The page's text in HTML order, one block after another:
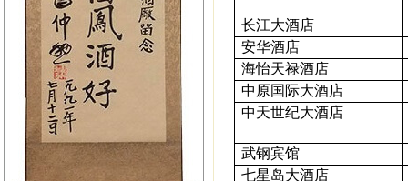
长江大酒店
安华酒店
海怡天禄酒店
中原国际大酒店
中天世纪大酒店
武钢宾馆
七星岛大酒店